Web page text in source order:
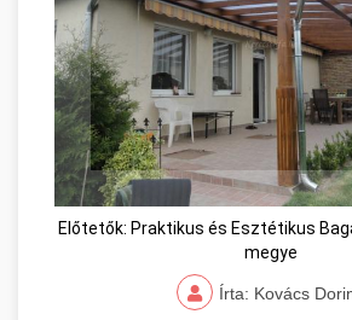
Előtetők: Praktikus és Esztétikus
megye
Írta: Kovács